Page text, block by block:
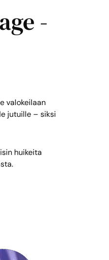
-
valokeilaan
jutuille – siksi
huikeita